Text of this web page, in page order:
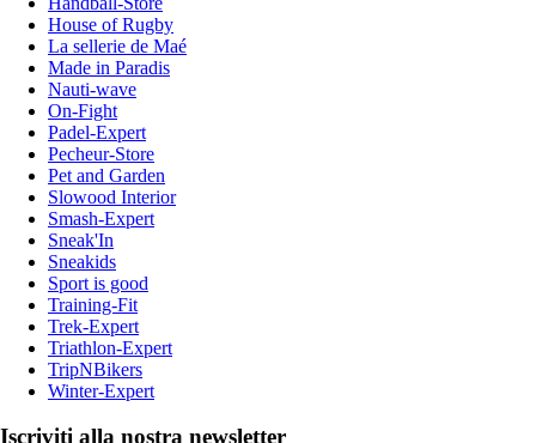
House of Rugby
La sellerie de Maé
Made in Paradis
Nauti-wave
On-Fight
Padel-Expert
Pecheur-Store
Pet and Garden
Slowood Interior
Smash-Expert
Sneak'In
Sneakids
Sport is good
Training-Fit
Trek-Expert
Triathlon-Expert
TripNBikers
Winter-Expert
Iscriviti alla nostra newsletter